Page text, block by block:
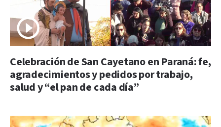
Celebración de San Cayetano en Paraná: fe,
agradecimientos y pedidos por trabajo,
salud y “el pan de cada día”